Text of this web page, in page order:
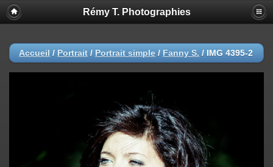
Rémy T. Photographies
Accueil / Portrait / Portrait simple / Fanny S. / IMG 4395-2